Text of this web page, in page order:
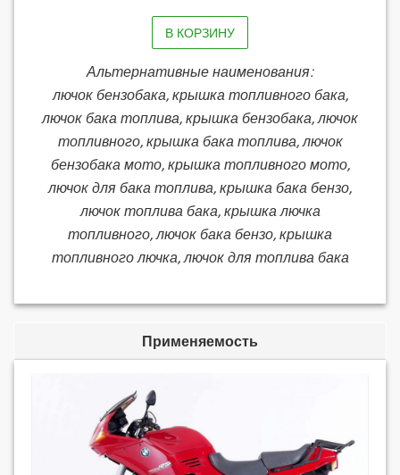
В КОРЗИНУ
Альтернативные наименования:
лючок бензобака, крышка топливного бака,
лючок бака топлива, крышка бензобака, лючок
топливного, крышка бака топлива, лючок
бензобака мото, крышка топливного мото,
лючок для бака топлива, крышка бака бензо,
лючок топлива бака, крышка лючка
топливного, лючок бака бензо, крышка
топливного лючка, лючок для топлива бака
Применяемость